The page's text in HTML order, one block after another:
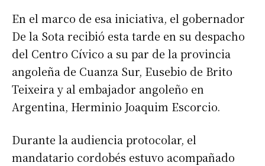
En el marco de esa iniciativa, el gobernador
De la Sota recibió esta tarde en su despacho
del Centro Cívico a su par de la provincia
angoleña de Cuanza Sur, Eusebio de Brito
Teixeira y al embajador angoleño en
Argentina, Herminio Joaquim Escorcio.
Durante la audiencia protocolar, el
mandatario cordobés estuvo acompañado